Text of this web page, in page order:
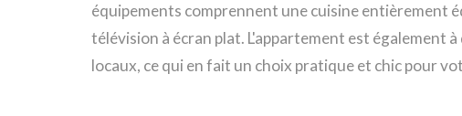
équipements comprennent une cuisine entièrement
télévision à écran plat. L'appartement est également
locaux, ce qui en fait un choix pratique et chic pour